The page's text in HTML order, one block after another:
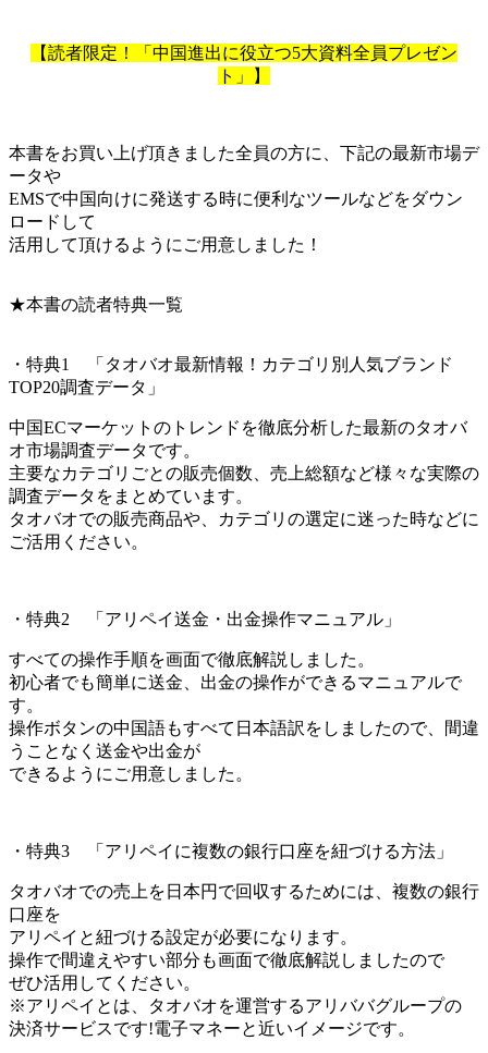
【読者限定！「中国進出に役立つ5大資料全員プレゼン
ト」】
本書をお買い上げ頂きました全員の方に、下記の最新市場デ
ータや
EMSで中国向けに発送する時に便利なツールなどをダウン
ロードして
活用して頂けるようにご用意しました！
★本書の読者特典一覧
・特典1 「タオバオ最新情報！カテゴリ別人気ブランド
TOP20調査データ」
中国ECマーケットのトレンドを徹底分析した最新のタオバ
オ市場調査データです。
主要なカテゴリごとの販売個数、売上総額など様々な実際の
調査データをまとめています。
タオバオでの販売商品や、カテゴリの選定に迷った時などに
ご活用ください。
・特典2 「アリペイ送金・出金操作マニュアル」
すべての操作手順を画面で徹底解説しました。
初心者でも簡単に送金、出金の操作ができるマニュアルで
す。
操作ボタンの中国語もすべて日本語訳をしましたので、間違
うことなく送金や出金が
できるようにご用意しました。
・特典3 「アリペイに複数の銀行口座を紐づける方法」
タオバオでの売上を日本円で回収するためには、複数の銀行
口座を
アリペイと紐づける設定が必要になります。
操作で間違えやすい部分も画面で徹底解説しましたので
ぜひ活用してください。
※アリペイとは、タオバオを運営するアリババグループの
決済サービスです!電子マネーと近いイメージです。